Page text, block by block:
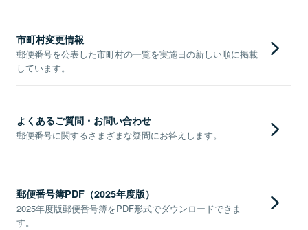
市町村変更情報
郵便番号を公表した市町村の一覧を実施日の新しい順に掲載
しています。
よくあるご質問・お問い合わせ
郵便番号に関するさまざまな疑問にお答えします。
郵便番号簿PDF（2025年度版）
2025年度版郵便番号簿をPDF形式でダウンロードできま
す。